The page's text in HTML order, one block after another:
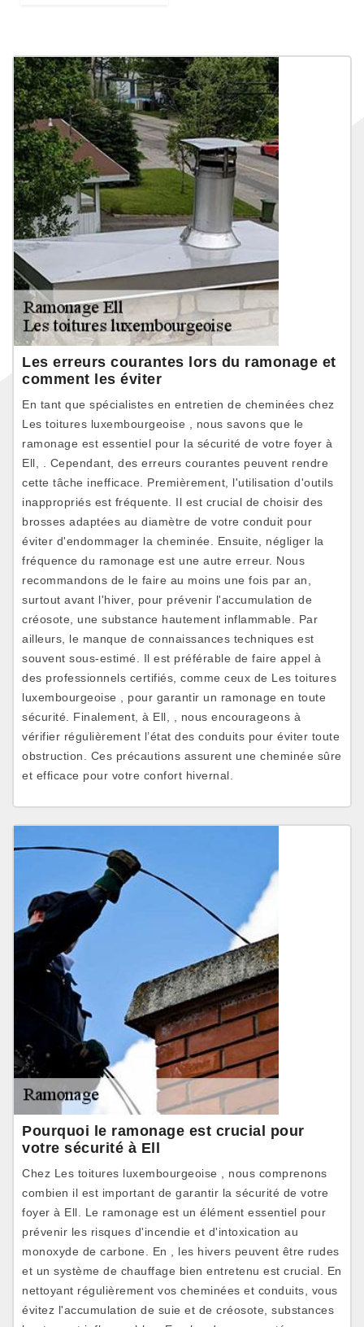
Les erreurs courantes lors du ramonage et
comment les éviter
En tant que spécialistes en entretien de cheminées chez
Les toitures luxembourgeoise , nous savons que le
ramonage est essentiel pour la sécurité de votre foyer à
Ell, . Cependant, des erreurs courantes peuvent rendre
cette tâche inefficace. Premièrement, l'utilisation d'outils
inappropriés est fréquente. Il est crucial de choisir des
brosses adaptées au diamètre de votre conduit pour
éviter d'endommager la cheminée. Ensuite, négliger la
fréquence du ramonage est une autre erreur. Nous
recommandons de le faire au moins une fois par an,
surtout avant l'hiver, pour prévenir l'accumulation de
créosote, une substance hautement inflammable. Par
ailleurs, le manque de connaissances techniques est
souvent sous-estimé. Il est préférable de faire appel à
des professionnels certifiés, comme ceux de Les toitures
luxembourgeoise , pour garantir un ramonage en toute
sécurité. Finalement, à Ell, , nous encourageons à
vérifier régulièrement l’état des conduits pour éviter toute
obstruction. Ces précautions assurent une cheminée sûre
et efficace pour votre confort hivernal.
Pourquoi le ramonage est crucial pour
votre sécurité à Ell
Chez Les toitures luxembourgeoise , nous comprenons
combien il est important de garantir la sécurité de votre
foyer à Ell. Le ramonage est un élément essentiel pour
prévenir les risques d'incendie et d'intoxication au
monoxyde de carbone. En , les hivers peuvent être rudes
et un système de chauffage bien entretenu est crucial. En
nettoyant régulièrement vos cheminées et conduits, vous
évitez l'accumulation de suie et de créosote, substances